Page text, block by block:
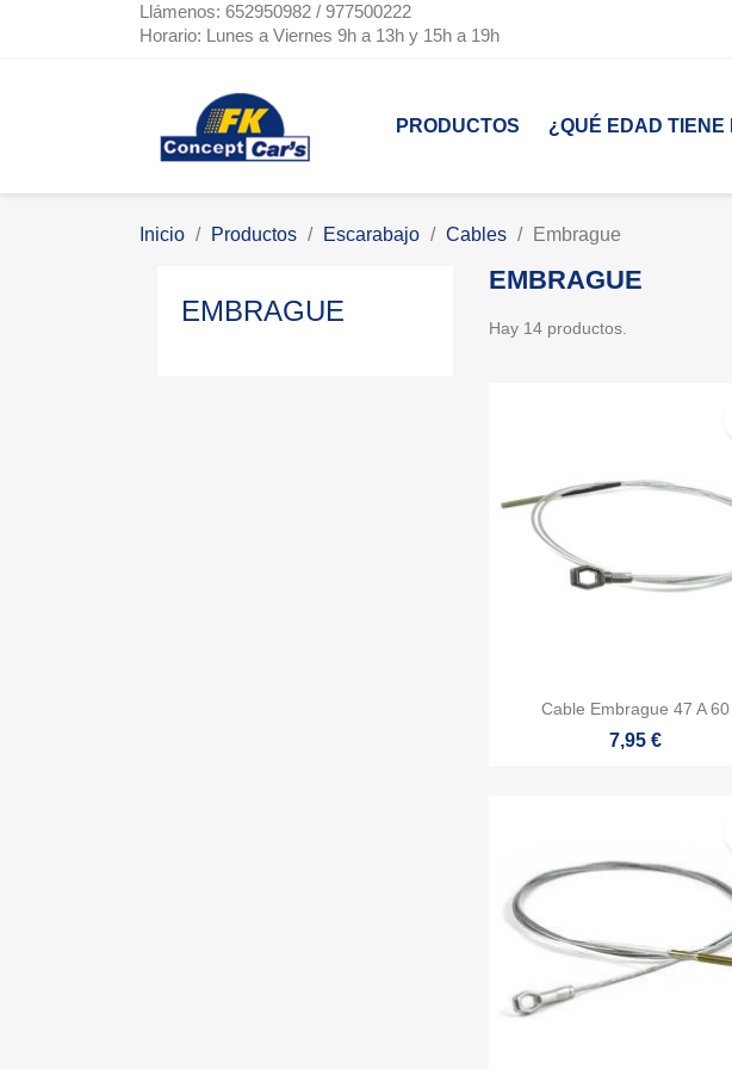
Llámenos: 652950982 / 977500222
Horario: Lunes a Viernes 9h a 13h y 15h a 19h
PRODUCTOS ¿QUÉ EDAD TIENE
Inicio Productos Escarabajo Cables Embrague
EMBRAGUE
EMBRAGUE
Hay 14 productos.
Vista rápida
Cable Embrague 47 A 60
7,95 €